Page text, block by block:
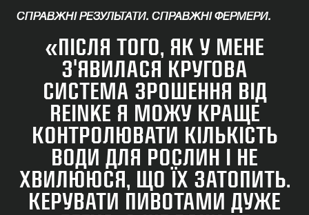
СПРАВЖНІ РЕЗУЛЬТАТИ. СПРАВЖНІ ФЕРМЕРИ.
«ПІСЛЯ ТОГО, ЯК У МЕНЕ
З'ЯВИЛАСЯ КРУГОВА
СИСТЕМА ЗРОШЕННЯ ВІД
REINKE Я МОЖУ КРАЩЕ
КОНТРОЛЮВАТИ КІЛЬКІСТЬ
ВОДИ ДЛЯ РОСЛИН І НЕ
ХВИЛЮЮСЯ, ЩО ЇХ ЗАТОПИТЬ.
КЕРУВАТИ ПИВОТАМИ ДУЖЕ